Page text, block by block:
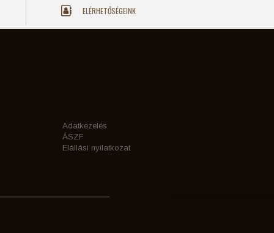
ELÉRHETŐSÉGEINK
Adatkezelés
ÁSZF
Elállási nyilatkozat